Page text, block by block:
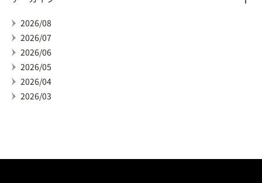
2026/08
2026/07
2026/06
2026/05
2026/04
2026/03